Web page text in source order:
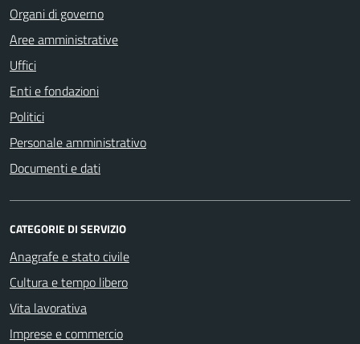
Organi di governo
Aree amministrative
Uffici
Enti e fondazioni
Politici
Personale amministrativo
Documenti e dati
CATEGORIE DI SERVIZIO
Anagrafe e stato civile
Cultura e tempo libero
Vita lavorativa
Imprese e commercio